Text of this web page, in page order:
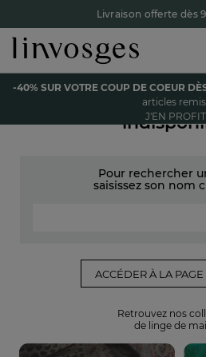
Livraison offerte dès
Retour offert avec
Payez en 3x ou 4x sans
Le parrainage Linvosges : offrez
découvre
-40% sur votre coup de coeurdès
profite
-40% SUR VOTRE COUP DE COEUR
articles
J'EN
Votre article est
Pour rechercher
saisissez son nom
ACCÉDER À LA PAGE
Retrouvez nos
de linge de